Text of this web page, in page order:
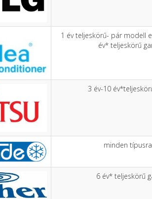
1 év teljeskörű- pár modell
év* teljeskörű
3 év-10
minden
6 év* teljeskörű